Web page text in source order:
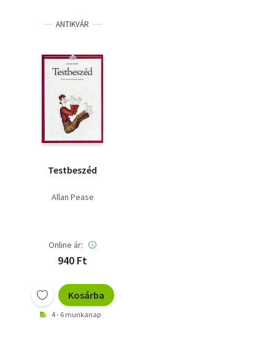
ANTIKVÁR
Testbeszéd
Allan Pease
Online ár:
940 Ft
Kosárba
4 - 6 munkanap